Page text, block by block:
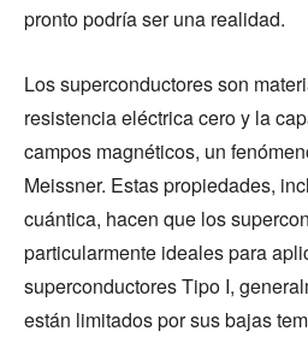
pronto podría ser una realidad.
Los superconductores son
resistencia eléctrica cero y la
campos magnéticos, un
Meissner. Estas propiedades,
cuántica, hacen que los
particularmente ideales para
superconductores Tipo I,
están limitados por sus bajas